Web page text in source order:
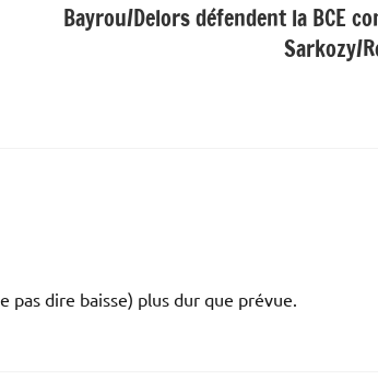
Bayrou/Delors défendent la BCE
Sarkozy/
pas dire baisse) plus dur que prévue.